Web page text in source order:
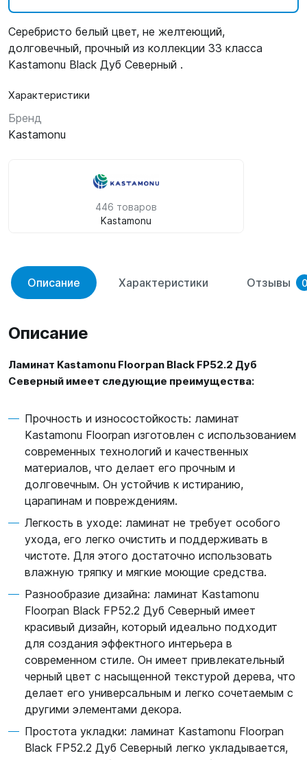
Серебристо белый цвет, не желтеющий,
долговечный, прочный из коллекции 33 класса
Kastamonu Black Дуб Северный .
Характеристики
Бренд
Kastamonu
446 товаров
Kastamonu
Описание Характеристики Отзывы 0
Описание
Ламинат Kastamonu Floorpan Black FP52.2 Дуб
Северный имеет следующие преимущества:
Прочность и износостойкость: ламинат
Kastamonu Floorpan изготовлен с использованием
современных технологий и качественных
материалов, что делает его прочным и
долговечным. Он устойчив к истиранию,
царапинам и повреждениям.
Легкость в уходе: ламинат не требует особого
ухода, его легко очистить и поддерживать в
чистоте. Для этого достаточно использовать
влажную тряпку и мягкие моющие средства.
Разнообразие дизайна: ламинат Kastamonu
Floorpan Black FP52.2 Дуб Северный имеет
красивый дизайн, который идеально подходит
для создания эффектного интерьера в
современном стиле. Он имеет привлекательный
черный цвет с насыщенной текстурой дерева, что
делает его универсальным и легко сочетаемым с
другими элементами декора.
Простота укладки: ламинат Kastamonu Floorpan
Black FP52.2 Дуб Северный легко укладывается,